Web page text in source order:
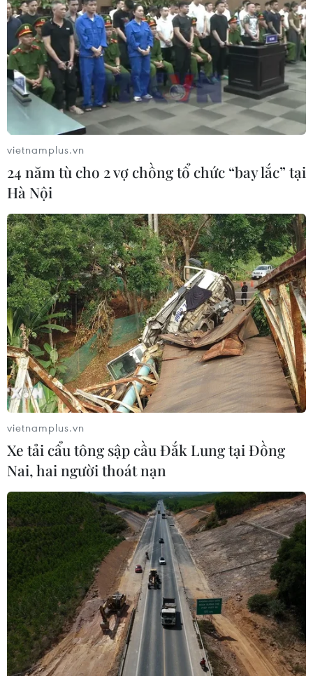
30, eSports đã không còn là chơi game đơn thuần, mà
được ghi nhận là một môn thể thao thực sự.
Thị trường game thế giới ''vượt khó'' trong
thời COVID-19
17/03/2020 01:53
Lĩnh vực sản xuất và kinh doanh trò chơi điện tử toàn
cầu trị giá 120 tỷ USD đang trải qua giai đoạn nhiều
thay đổi với không ít khó khăn, trong đó có cả những
ảnh hưởng bất lợi của dịch COVID-19.
Nghệ sỹ thực trên sân khấu ảo: Xu thế mới
vietnamplus.vn
24 năm tù cho 2 vợ chồng tổ chức “bay lắc” tại
Hà Nội
vietnamplus.vn
Xe tải cẩu tông sập cầu Đắk Lung tại Đồng
Nai, hai người thoát nạn